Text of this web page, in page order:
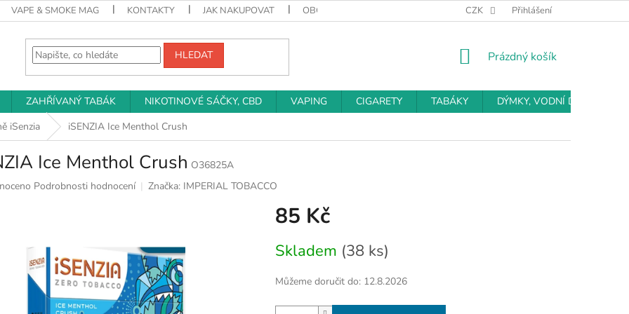
VAPE & SMOKE MAG KONTAKTY JAK NAKUPOVAT OBCHODNÍ PODMÍNKY PODMÍNKY OCHRANY OSOBNÍCH ÚDAJŮ
CZK Přihlášení
HLEDAT
NÁKUPNÍ
Prázdný košík
ZAHŘÍVANÝ TABÁK NIKOTINOVÉ SÁČKY, CBD VAPING CIGARETY TABÁKY
DÝMKY, VODNÍ DÝMKY
iSenzia iSENZIA Ice Menthol Crush
Ice Menthol Crush O36825A
Podrobnosti hodnocení Značka: IMPERIAL TOBACCO
85 Kč
cena:
Skladem (38 ks)
Můžeme doručit do: 12.8.2026